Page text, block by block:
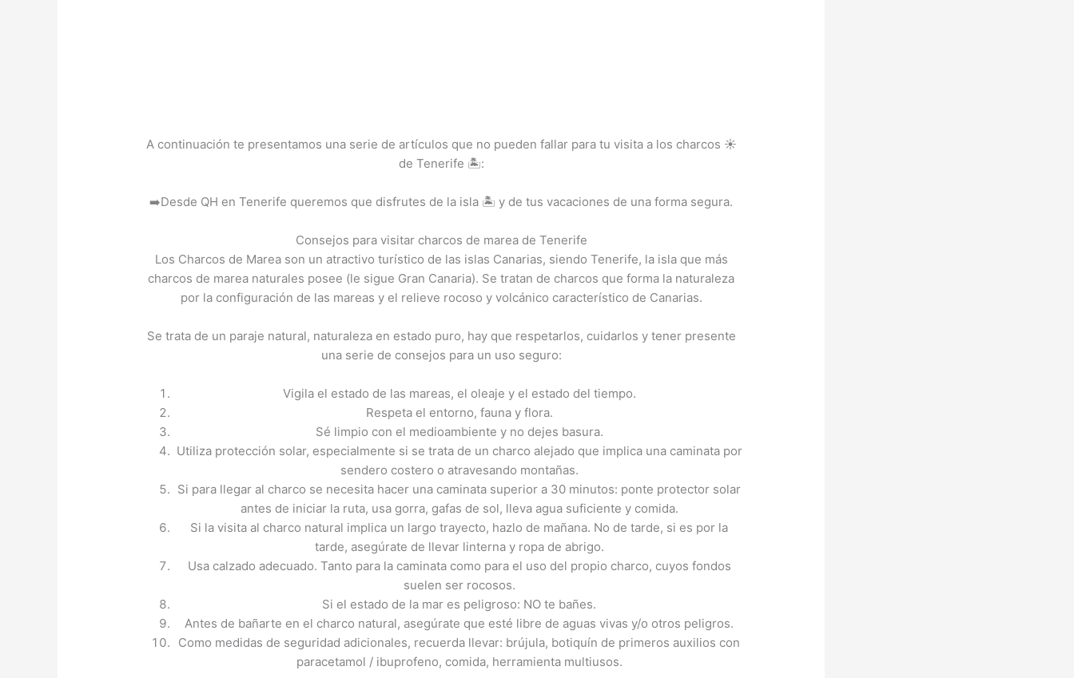
A continuación te presentamos una serie de artículos que no pueden fallar para tu visita a los charcos ☀️
de Tenerife 🏝️:
➡️Desde QH en Tenerife queremos que disfrutes de la isla 🏝️ y de tus vacaciones de una forma segura.
Consejos para visitar charcos de marea de Tenerife
Los Charcos de Marea son un atractivo turístico de las islas Canarias, siendo Tenerife, la isla que más
charcos de marea naturales posee (le sigue Gran Canaria). Se tratan de charcos que forma la naturaleza
por la configuración de las mareas y el relieve rocoso y volcánico característico de Canarias.
Se trata de un paraje natural, naturaleza en estado puro, hay que respetarlos, cuidarlos y tener presente
una serie de consejos para un uso seguro:
Vigila el estado de las mareas, el oleaje y el estado del tiempo.
Respeta el entorno, fauna y flora.
Sé limpio con el medioambiente y no dejes basura.
Utiliza protección solar, especialmente si se trata de un charco alejado que implica una caminata por
sendero costero o atravesando montañas.
Si para llegar al charco se necesita hacer una caminata superior a 30 minutos: ponte protector solar
antes de iniciar la ruta, usa gorra, gafas de sol, lleva agua suficiente y comida.
Si la visita al charco natural implica un largo trayecto, hazlo de mañana. No de tarde, si es por la
tarde, asegúrate de llevar linterna y ropa de abrigo.
Usa calzado adecuado. Tanto para la caminata como para el uso del propio charco, cuyos fondos
suelen ser rocosos.
Si el estado de la mar es peligroso: NO te bañes.
Antes de bañarte en el charco natural, asegúrate que esté libre de aguas vivas y/o otros peligros.
Como medidas de seguridad adicionales, recuerda llevar: brújula, botiquín de primeros auxilios con
paracetamol / ibuprofeno, comida, herramienta multiusos.